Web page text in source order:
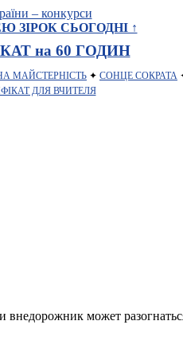
ЗІРОК СЬОГОДНІ ↑
на 60 ГОДИН
МАЙСТЕРНІСТЬ ✦ СОНЦЕ СОКРАТА
ДЛЯ ВЧИТЕЛЯ
может